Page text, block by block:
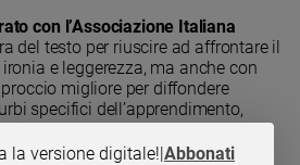
con l’Associazione Italiana
del testo per riuscire ad affrontare il
e leggerezza, ma anche con
migliore per diffondere
specifici dell’apprendimento,
la versione digitale!|Abbonati